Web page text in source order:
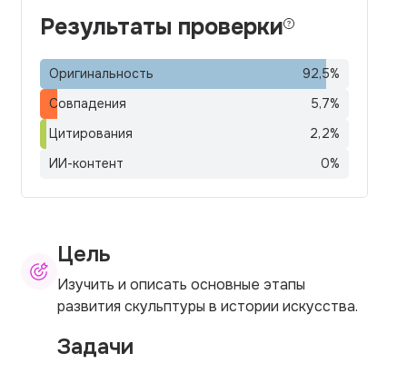
Результаты проверки
Оригинальность 92,5%
Совпадения
5,7%
Цитирования
2,2%
ИИ-контент
0%
Цель
Изучить и описать основные этапы
развития скульптуры в истории искусства.
Задачи